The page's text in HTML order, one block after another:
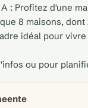
: Profitez d'une
8 maisons, dont
idéal pour
ou pour